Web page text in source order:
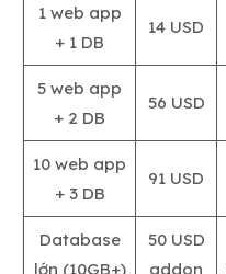
1 web app
+ 1 DB
14 USD
5 web app
+ 2 DB
56 USD
10 web app
+ 3 DB
91 USD
Database
lớn (10GB+)
50 USD
addon